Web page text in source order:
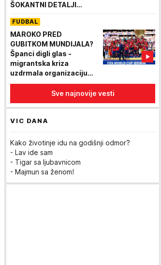
ŠOKANTNI DETALJI
ovog leta!
FUDBAL
MAROKO PRED
GUBITKOM MUNDIJALA?
Španci digli glas -
migrantska kriza
uzdrmala organizaciju
Mundijala 2030!
Sve najnovije vesti
VIC DANA
Kako životinje idu na godišnji odmor?
- Lav ide sam
- Tigar sa ljubavnicom
- Majmun sa ženom!